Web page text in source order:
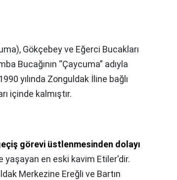
Gökçebey ve Eğerci Bucakları
Bucağının “Çaycuma” adıyla
yılında Zonguldak İline bağlı
içinde kalmıştır.
görevi üstlenmesinden dolayı
yaşayan en eski kavim Etiler'dir.
Merkezine Ereğli ve Bartın